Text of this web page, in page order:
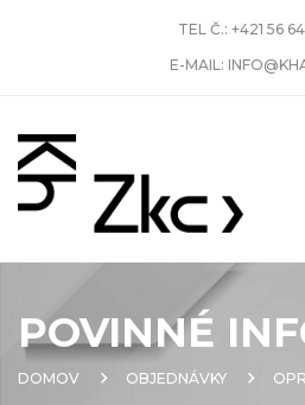
TEL Č.: +421 56
E-MAIL:
POVINNÉ
DOMOV OBJEDNÁVKY